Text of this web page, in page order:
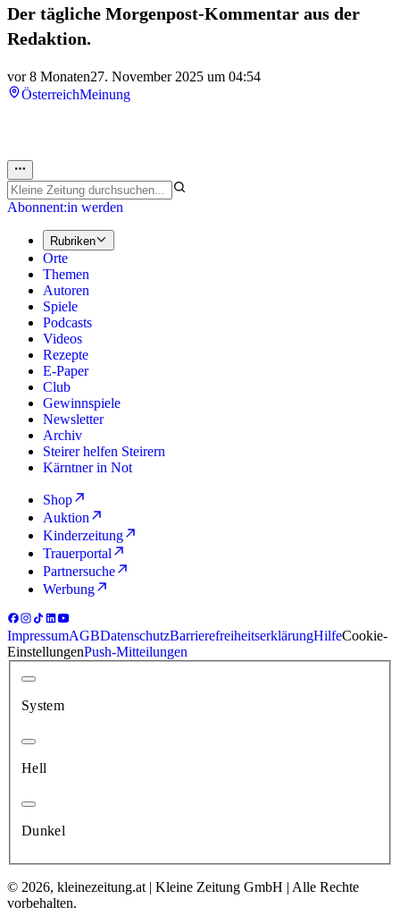
Der tägliche Morgenpost-Kommentar aus der
Redaktion.
vor 8 Monaten27. November 2025 um 04:54
ÖsterreichMeinung
Abonnent:in werden
Rubriken
Orte
Themen
Autoren
Spiele
Podcasts
Videos
Rezepte
E-Paper
Club
Gewinnspiele
Newsletter
Archiv
Steirer helfen Steirern
Kärntner in Not
Shop
Auktion
Kinderzeitung
Trauerportal
Partnersuche
Werbung
ImpressumAGBDatenschutzBarrierefreiheitserklärungHilfeCookie-
EinstellungenPush-Mitteilungen
System
Hell
Dunkel
© 2026, kleinezeitung.at | Kleine Zeitung GmbH | Alle Rechte
vorbehalten.